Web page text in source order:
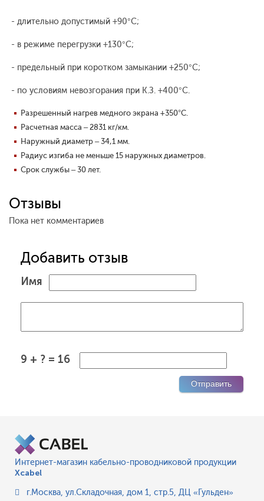
- длительно допустимый +90°С;
- в режиме перегрузки +130°С;
- предельный при коротком замыкании +250°С;
- по условиям невозгорания при К.З. +400°С.
Разрешенный нагрев медного экрана +350°С.
Расчетная масса – 2831 кг/км.
Наружный диаметр – 34,1 мм.
Радиус изгиба не меньше 15 наружных диаметров.
Срок службы – 30 лет.
Отзывы
Пока нет комментариев
Добавить отзыв
Имя
9 + ? = 16
Интернет-магазин кабельно-проводниковой продукции
Xcabel
г.Москва, ул.Складочная, дом 1, стр.5, ДЦ «Гульден»